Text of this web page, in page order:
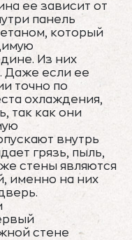
ее зависит от
панель
который
Из них
Даже если ее
точно по
охлаждения,
так как они
внутрь
грязь, пыль,
стены являются
именно на них
стене